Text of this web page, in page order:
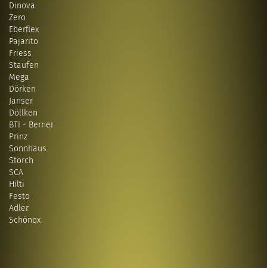
Dinova
Zero
Eberflex
Pajarito
Friess
Staufen
Mega
Dörken
Janser
Döllken
BTI - Berner
Prinz
Sonnhaus
Storch
SCA
Hilti
Festo
Adler
Schönox